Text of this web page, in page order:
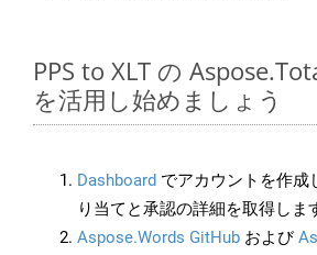
PPS to XLT の
を活用し始めましょう
Dashboard でアカウントを作成
り当てと承認の詳細を取得しま
Aspose.Words GitHub および